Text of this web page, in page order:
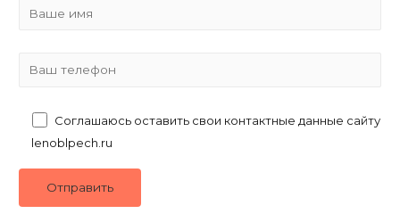
Соглашаюсь оставить свои контактные данные сайту
lenoblpech.ru